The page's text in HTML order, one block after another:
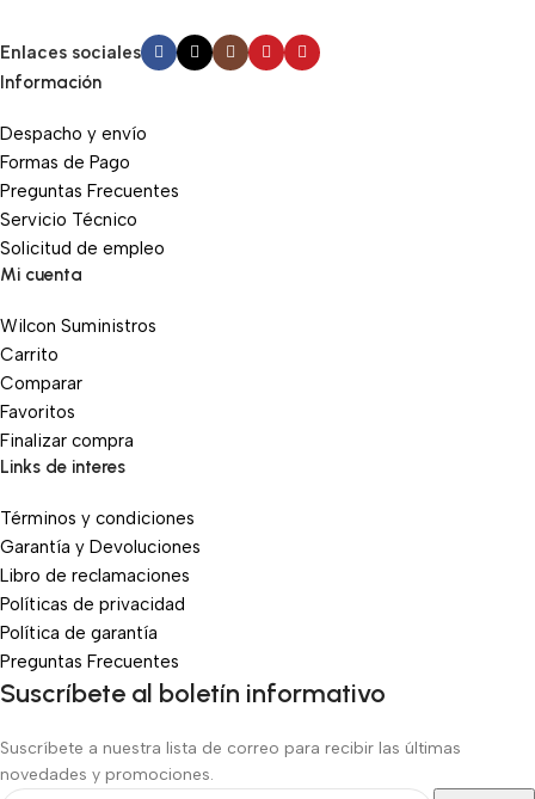
Enlaces sociales
Información
Despacho y envío
Formas de Pago
Preguntas Frecuentes
Servicio Técnico
Solicitud de empleo
Mi cuenta
Wilcon Suministros
Carrito
Comparar
Favoritos
Finalizar compra
Links de interes
Términos y condiciones
Garantía y Devoluciones
Libro de reclamaciones
Políticas de privacidad
Política de garantía
Preguntas Frecuentes
Suscríbete al boletín informativo
Suscríbete a nuestra lista de correo para recibir las últimas
novedades y promociones.